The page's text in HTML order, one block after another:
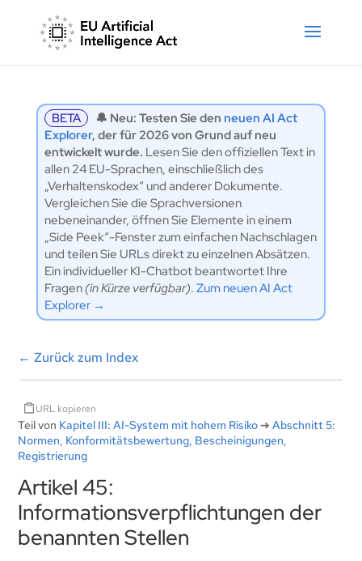
BETA 🔔 Neu: Testen Sie den neuen AI Act
Explorer, der für 2026 von Grund auf neu
entwickelt wurde. Lesen Sie den offiziellen Text in
allen 24 EU-Sprachen, einschließlich des
„Verhaltenskodex“ und anderer Dokumente.
Vergleichen Sie die Sprachversionen
nebeneinander, öffnen Sie Elemente in einem
„Side Peek“-Fenster zum einfachen Nachschlagen
und teilen Sie URLs direkt zu einzelnen Absätzen.
Ein individueller KI-Chatbot beantwortet Ihre
Fragen(in Kürze verfügbar). Zum neuen AI Act
Explorer →
←Zurück zum Index
URL kopieren
Teil von Kapitel III: AI-System mit hohem Risiko➔Abschnitt 5:
Normen, Konformitätsbewertung, Bescheinigungen,
Registrierung
Artikel 45:
Informationsverpflichtungen der
benannten Stellen